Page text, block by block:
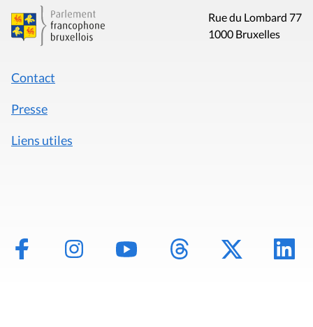
Rue du Lombard 77
1000 Bruxelles
Contact
Presse
Liens utiles